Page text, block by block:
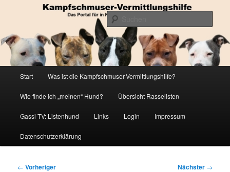
springenKampfschmuser-Vermittlungshilfe
Die Datenbank für in Not geratene Listenhunde
Start Was ist die Kampfschmuser-Vermittlungshilfe?
Wie finde ich „meinen“ Hund? Übersicht Rasselisten
Gassi-TV: Listenhund Links Login Impressum
Datenschutzerklärung
Beitragsnavigation
← Vorheriger Nächster →